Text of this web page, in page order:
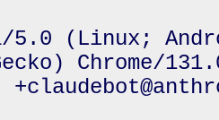
5.0 (Linux;
Chrome/